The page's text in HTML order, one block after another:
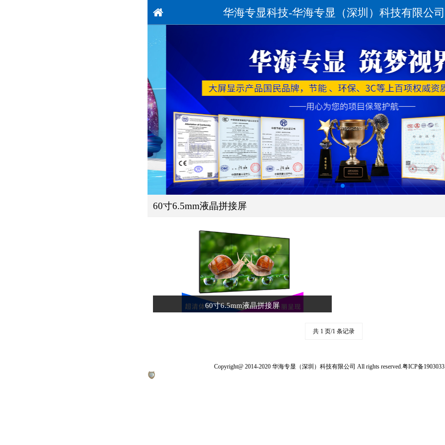
华海专显科技-华海专显（深圳）科技有限公司
60寸6.5mm液晶拼接屏
60寸6.5mm液晶拼接屏
共 1 页/1 条记录
Copyright@ 2014-2020 华海专显（深圳）科技有限公司 All rights reserved.粤ICP备